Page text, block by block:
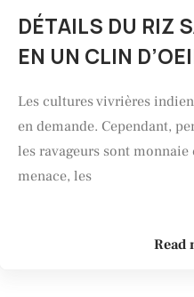
DÉTAILS DU RIZ
EN UN CLIN
Les cultures vivrières
en demande. Cependant,
les ravageurs sont
menace, les
Read